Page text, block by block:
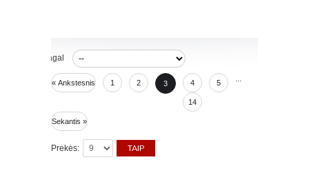
Rūšiuoti pagal
« Ankstesnis 1 2 3 4 5 ...
14
Sekantis »
Prekės: